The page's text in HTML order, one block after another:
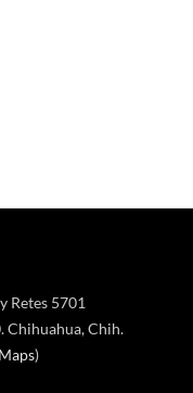
Retes 5701
Chihuahua, Chih.
)